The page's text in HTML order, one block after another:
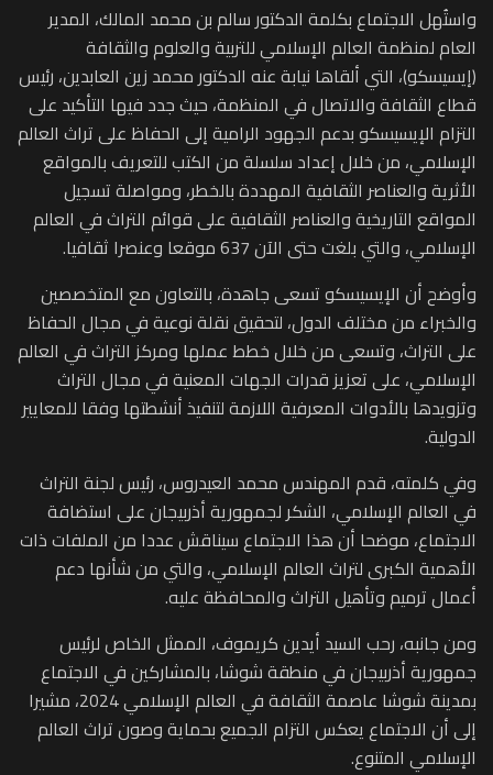
واستُهل الاجتماع بكلمة الدكتور سالم بن محمد المالك، المدير
العام لمنظمة العالم الإسلامي للتربية والعلوم والثقافة
(إيسيسكو)، التي ألقاها نيابة عنه الدكتور محمد زين العابدين، رئيس
قطاع الثقافة والاتصال في المنظمة، حيث جدد فيها التأكيد على
التزام الإيسيسكو بدعم الجهود الرامية إلى الحفاظ على تراث العالم
الإسلامي، من خلال إعداد سلسلة من الكتب للتعريف بالمواقع
الأثرية والعناصر الثقافية المهددة بالخطر، ومواصلة تسجيل
المواقع التاريخية والعناصر الثقافية على قوائم التراث في العالم
الإسلامي، والتي بلغت حتى الآن 637 موقعا وعنصرا ثقافيا.
وأوضح أن الإيسيسكو تسعى جاهدة، بالتعاون مع المتخصصين
والخبراء من مختلف الدول، لتحقيق نقلة نوعية في مجال الحفاظ
على التراث، وتسعى من خلال خطط عملها ومركز التراث في العالم
الإسلامي، على تعزيز قدرات الجهات المعنية في مجال التراث
وتزويدها بالأدوات المعرفية اللازمة لتنفيذ أنشطتها وفقا للمعايير
الدولية.
وفي كلمته، قدم المهندس محمد العيدروس، رئيس لجنة التراث
في العالم الإسلامي، الشكر لجمهورية أذربيجان على استضافة
الاجتماع، موضحا أن هذا الاجتماع سيناقش عددا من الملفات ذات
الأهمية الكبرى لتراث العالم الإسلامي، والتي من شأنها دعم
أعمال ترميم وتأهيل التراث والمحافظة عليه.
ومن جانبه، رحب السيد أيدين كريموف، الممثل الخاص لرئيس
جمهورية أذربيجان في منطقة شوشا، بالمشاركين في الاجتماع
بمدينة شوشا عاصمة الثقافة في العالم الإسلامي 2024، مشيرا
إلى أن الاجتماع يعكس التزام الجميع بحماية وصون تراث العالم
الإسلامي المتنوع.